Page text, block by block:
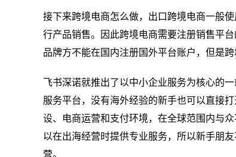
接下来跨境电商怎么做，出口跨境电商一般
行产品销售。因此跨境电商需要注册销售平
品牌方不能在国内注册国外平台账户，但是
飞书深诺就推出了以中小企业服务为核心的
服务平台，没有海外经验的新手也可以直接
设、电商运营和支付环境，在全球范围内与
以在出海经营时提供专业服务，所以新手朋
营。